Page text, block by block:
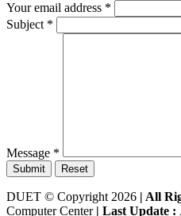
Your email address *
Subject *
Message *
Submit Reset
DUET © Copyright 2026 | All
Computer Center | Last Update :